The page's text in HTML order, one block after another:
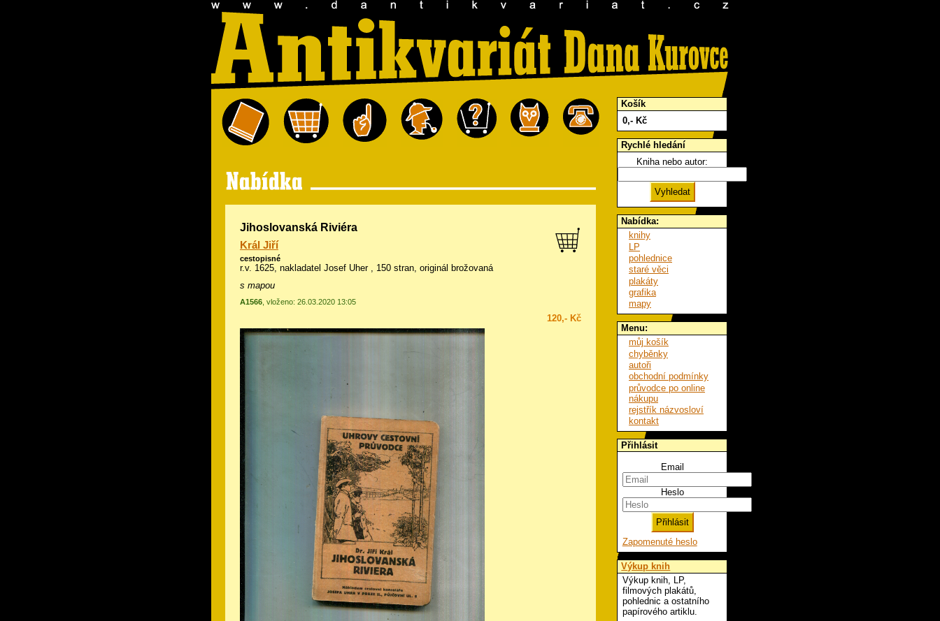
Jihoslovanská Riviéra
Král Jiří
cestopisné
r.v. 1625, nakladatel Josef Uher , 150 stran, originál brožovaná
s mapou
A1566 , vloženo: 26.03.2020 13:05
120,- Kč
Košík
0,- Kč
Rychlé hledání
Kniha nebo autor:
Nabídka:
knihy
LP
pohlednice
staré věci
plakáty
grafika
mapy
Menu:
můj košík
chyběnky
autoři
obchodní podmínky
průvodce po online
nákupu
rejstřík názvosloví
kontakt
Přihlásit
Email
Heslo
Zapomenuté heslo
Výkup knih
Výkup knih, LP,
filmových plakátů,
pohlednic a ostatního
papírového artiklu.